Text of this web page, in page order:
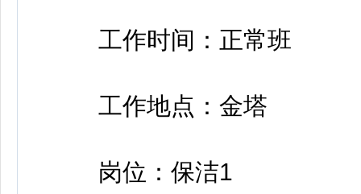
工作时间：正常班
工作地点：金塔
岗位：保洁1